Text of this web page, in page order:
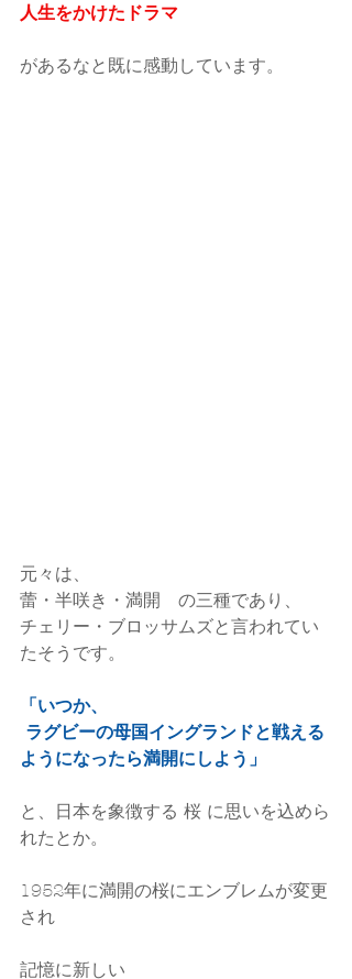
人生をかけたドラマ
があるなと既に感動しています。
元々は、
蕾・半咲き・満開　の三種であり、
チェリー・ブロッサムズと言われてい
たそうです。
「いつか、
ようになったら満開にしよう」
と、日本を象徴する 桜 に思いを込めら
れたとか。
1952年に満開の桜にエンブレムが変更
され
記憶に新しい